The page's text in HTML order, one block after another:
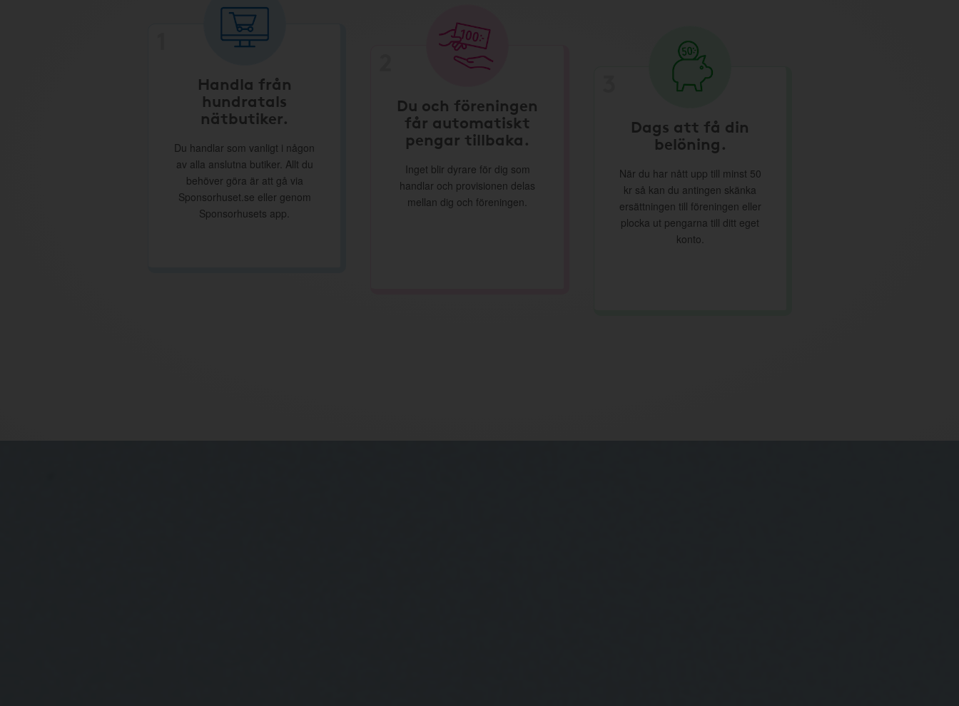
Handla från
hundratals
nätbutiker.
Du handlar som vanligt i någon
av alla anslutna butiker. Allt du
behöver göra är att gå via
Sponsorhuset.se eller genom
Sponsorhusets app.
Du och föreningen
får automatiskt
pengar tillbaka.
Inget blir dyrare för dig som
handlar och provisionen delas
mellan dig och föreningen.
Dags att få din
belöning.
När du har nått upp till minst 50
kr så kan du antingen skänka
ersättningen till föreningen eller
plocka ut pengarna till ditt eget
konto.